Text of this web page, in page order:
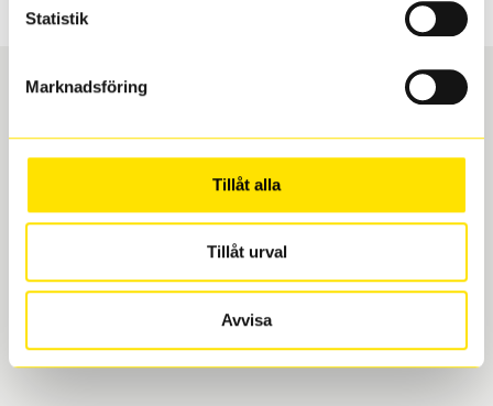
Statistik
Marknadsföring
Tillåt alla
Tillåt urval
Avvisa
Boka och hämta hos Däckspecialen
När du beställer dina nya däck eller fälgar hos oss
levereras de direkt till någon av våra däckverkstäder i
Göteborg. Välj mellan Hisingen (Bäckebol) eller
Mölndal. I beställningen anger du datum och tid för
vi till att de uppfyller alla krav för en säker körning.